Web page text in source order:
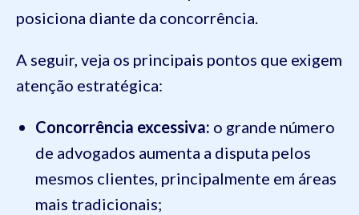
posiciona diante da concorrência.
A seguir, veja os principais pontos que exigem
atenção estratégica:
Concorrência excessiva: o grande número
de advogados aumenta a disputa pelos
mesmos clientes, principalmente em áreas
mais tradicionais;